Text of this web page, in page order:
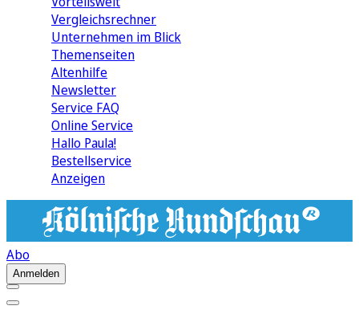
Vergleichsrechner
Unternehmen im Blick
Themenseiten
Altenhilfe
Newsletter
Service FAQ
Online Service
Hallo Paula!
Bestellservice
Anzeigen
Abo
Anmelden